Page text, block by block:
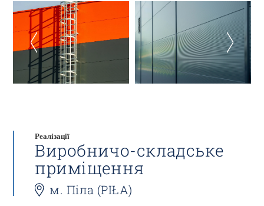
Реалізації
Виробничо-складське
приміщення
м. Піла (PIŁA)